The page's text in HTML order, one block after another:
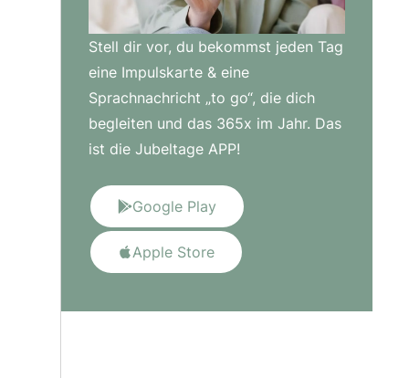
Stell dir vor, du bekommst jeden Tag
eine Impulskarte & eine
Sprachnachricht „to go“, die dich
begleiten und das 365x im Jahr. Das
ist die Jubeltage APP!
Google Play
Apple Store